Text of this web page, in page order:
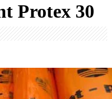
Protex 30